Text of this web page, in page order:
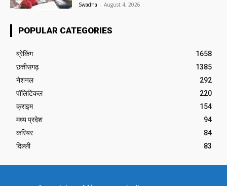
Swadha - August 4, 2026
POPULAR CATEGORIES
ब्रेकिंग
1658
छत्तीसगढ़
1385
नेशनल
292
पॉलिटिकल
220
क्राइम
154
मध्य प्रदेश
94
करियर
84
दिल्ली
83